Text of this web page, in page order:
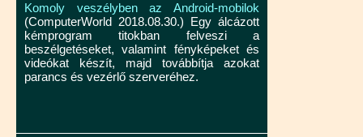
Komoly veszélyben az Android-mobilok
(ComputerWorld 2018.08.30.) Egy álcázott
kémprogram titokban felveszi a
beszélgetéseket, valamint fényképeket és
videókat készít, majd továbbítja azokat
parancs és vezérlő szerveréhez.